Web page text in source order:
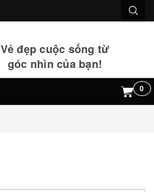
Vẻ đẹp cuộc sống từ
góc nhìn của bạn!
0